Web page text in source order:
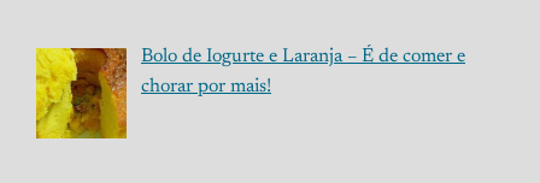
Bolo de Iogurte e Laranja – É de comer e
chorar por mais!